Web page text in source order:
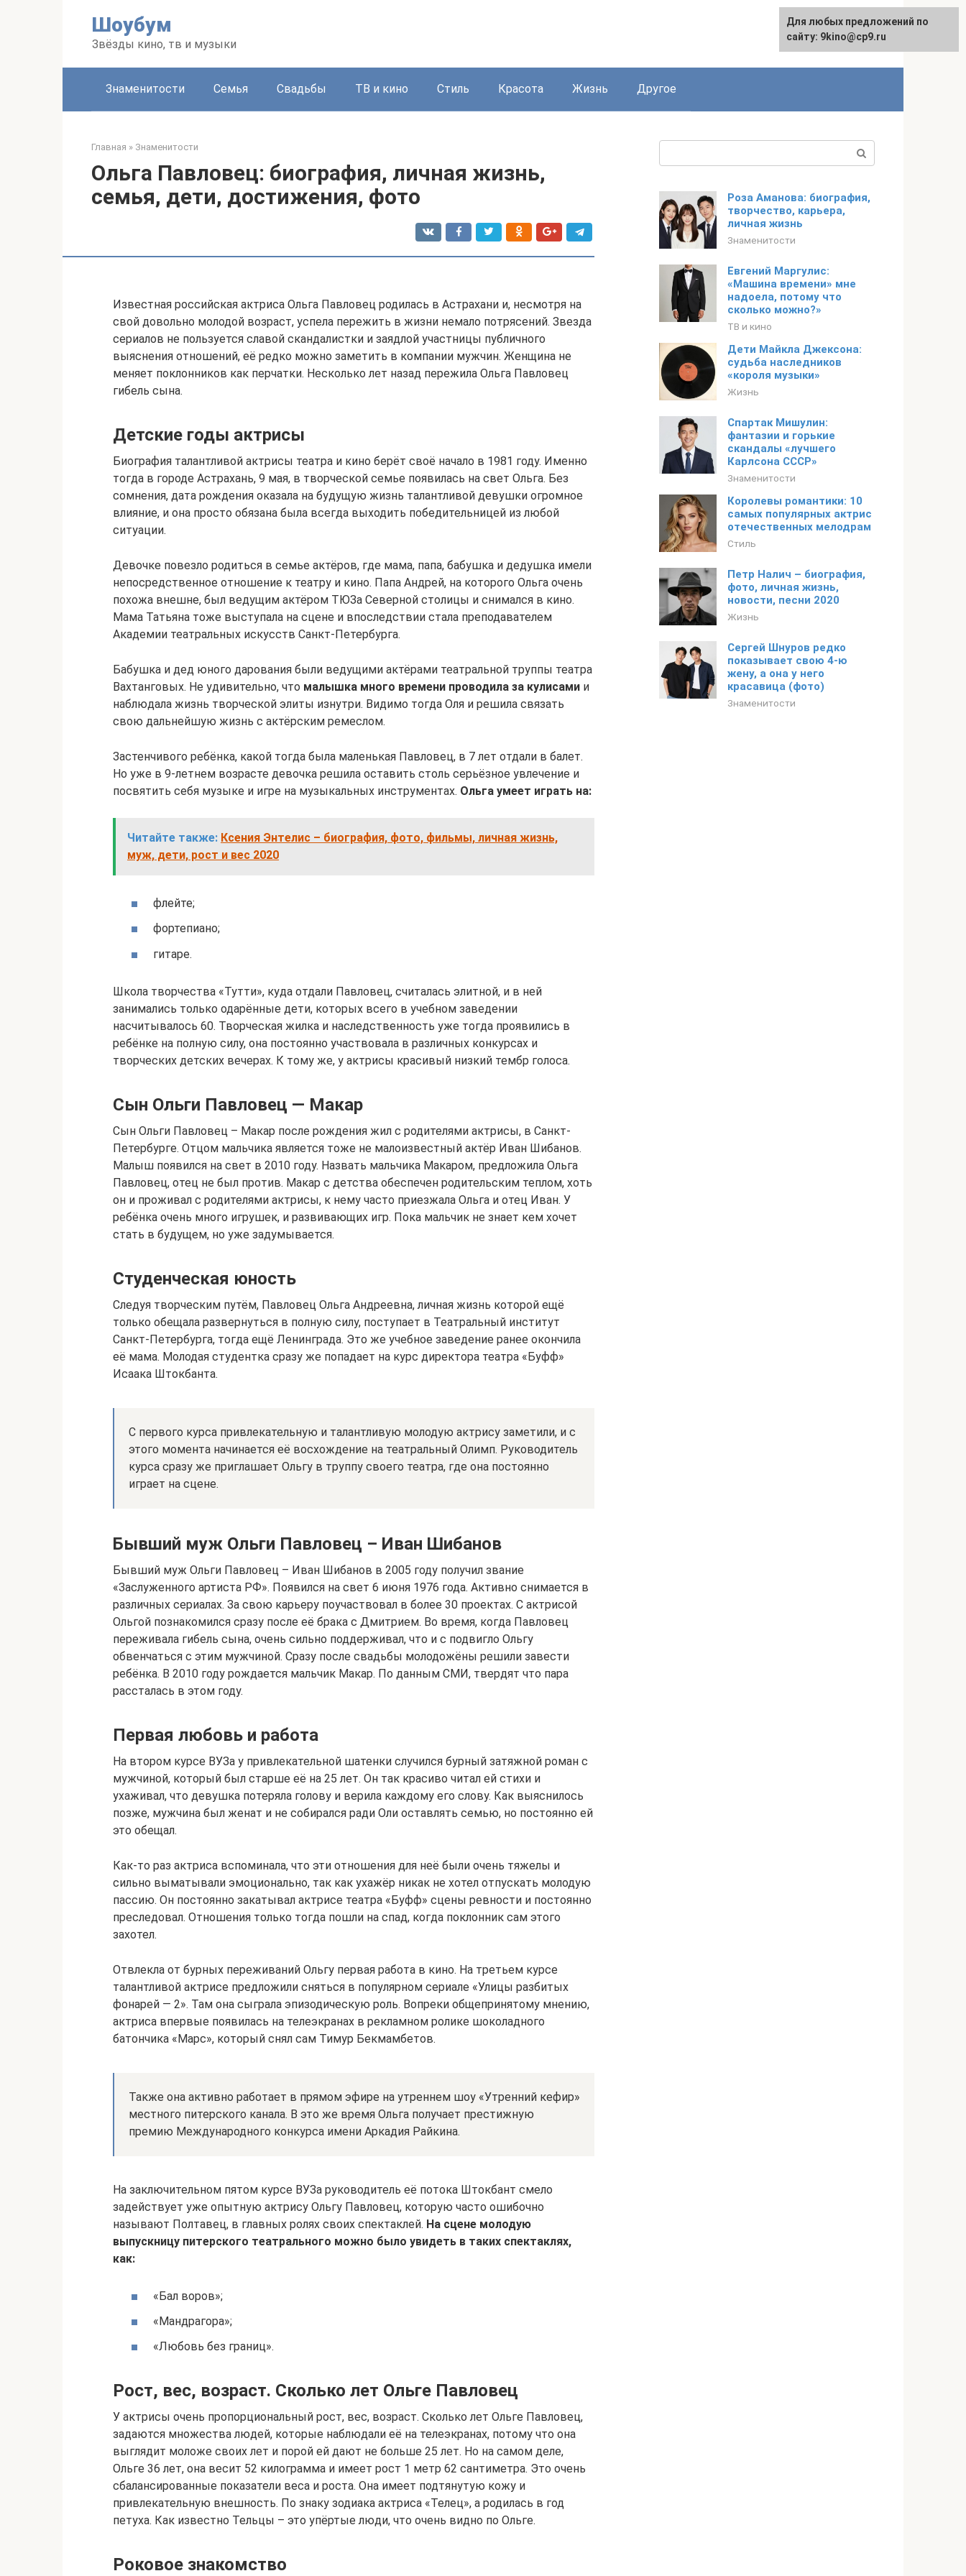
Шоубум
Звёзды кино, тв и музыки
English
Знаменитости Семья Свадьбы ТВ и кино Стиль Красота Жизнь Другое
Главная » Знаменитости
Ольга Павловец: биография, личная жизнь,
семья, дети, достижения, фото
Известная российская актриса Ольга Павловец родилась в Астрахани и, несмотря на
свой довольно молодой возраст, успела пережить в жизни немало потрясений. Звезда
сериалов не пользуется славой скандалистки и заядлой участницы публичного
выяснения отношений, её редко можно заметить в компании мужчин. Женщина не
меняет поклонников как перчатки. Несколько лет назад пережила Ольга Павловец
гибель сына.
Детские годы актрисы
Биография талантливой актрисы театра и кино берёт своё начало в 1981 году. Именно
тогда в городе Астрахань, 9 мая, в творческой семье появилась на свет Ольга. Без
сомнения, дата рождения оказала на будущую жизнь талантливой девушки огромное
влияние, и она просто обязана была всегда выходить победительницей из любой
ситуации.
Девочке повезло родиться в семье актёров, где мама, папа, бабушка и дедушка имели
непосредственное отношение к театру и кино. Папа Андрей, на которого Ольга очень
похожа внешне, был ведущим актёром ТЮЗа Северной столицы и снимался в кино.
Мама Татьяна тоже выступала на сцене и впоследствии стала преподавателем
Академии театральных искусств Санкт-Петербурга.
Бабушка и дед юного дарования были ведущими актёрами театральной труппы театра
Вахтанговых. Не удивительно, что малышка много времени проводила за кулисами и
наблюдала жизнь творческой элиты изнутри. Видимо тогда Оля и решила связать
свою дальнейшую жизнь с актёрским ремеслом.
Застенчивого ребёнка, какой тогда была маленькая Павловец, в 7 лет отдали в балет.
Но уже в 9-летнем возрасте девочка решила оставить столь серьёзное увлечение и
посвятить себя музыке и игре на музыкальных инструментах. Ольга умеет играть на:
Читайте также: Ксения Энтелис – биография, фото, фильмы, личная жизнь,
муж, дети, рост и вес 2020
флейте;
фортепиано;
гитаре.
Школа творчества «Тутти», куда отдали Павловец, считалась элитной, и в ней
занимались только одарённые дети, которых всего в учебном заведении
насчитывалось 60. Творческая жилка и наследственность уже тогда проявились в
ребёнке на полную силу, она постоянно участвовала в различных конкурсах и
творческих детских вечерах. К тому же, у актрисы красивый низкий тембр голоса.
Сын Ольги Павловец — Макар
Сын Ольги Павловец – Макар после рождения жил с родителями актрисы, в Санкт-
Петербурге. Отцом мальчика является тоже не малоизвестный актёр Иван Шибанов.
Малыш появился на свет в 2010 году. Назвать мальчика Макаром, предложила Ольга
Павловец, отец не был против. Макар с детства обеспечен родительским теплом, хоть
он и проживал с родителями актрисы, к нему часто приезжала Ольга и отец Иван. У
ребёнка очень много игрушек, и развивающих игр. Пока мальчик не знает кем хочет
стать в будущем, но уже задумывается.
Студенческая юность
Следуя творческим путём, Павловец Ольга Андреевна, личная жизнь которой ещё
только обещала развернуться в полную силу, поступает в Театральный институт
Санкт-Петербурга, тогда ещё Ленинграда. Это же учебное заведение ранее окончила
её мама. Молодая студентка сразу же попадает на курс директора театра «Буфф»
Исаака Штокбанта.
С первого курса привлекательную и талантливую молодую актрису заметили, и с
этого момента начинается её восхождение на театральный Олимп. Руководитель
курса сразу же приглашает Ольгу в труппу своего театра, где она постоянно
играет на сцене.
Бывший муж Ольги Павловец – Иван Шибанов
Бывший муж Ольги Павловец – Иван Шибанов в 2005 году получил звание
«Заслуженного артиста РФ». Появился на свет 6 июня 1976 года. Активно снимается в
различных сериалах. За свою карьеру поучаствовал в более 30 проектах. С актрисой
Ольгой познакомился сразу после её брака с Дмитрием. Во время, когда Павловец
переживала гибель сына, очень сильно поддерживал, что и с подвигло Ольгу
обвенчаться с этим мужчиной. Сразу после свадьбы молодожёны решили завести
ребёнка. В 2010 году рождается мальчик Макар. По данным СМИ, твердят что пара
рассталась в этом году.
Первая любовь и работа
На втором курсе ВУЗа у привлекательной шатенки случился бурный затяжной роман с
мужчиной, который был старше её на 25 лет. Он так красиво читал ей стихи и
ухаживал, что девушка потеряла голову и верила каждому его слову. Как выяснилось
позже, мужчина был женат и не собирался ради Оли оставлять семью, но постоянно ей
это обещал.
Как-то раз актриса вспоминала, что эти отношения для неё были очень тяжелы и
сильно выматывали эмоционально, так как ухажёр никак не хотел отпускать молодую
пассию. Он постоянно закатывал актрисе театра «Буфф» сцены ревности и постоянно
преследовал. Отношения только тогда пошли на спад, когда поклонник сам этого
захотел.
Отвлекла от бурных переживаний Ольгу первая работа в кино. На третьем курсе
талантливой актрисе предложили сняться в популярном сериале «Улицы разбитых
фонарей — 2». Там она сыграла эпизодическую роль. Вопреки общепринятому мнению,
актриса впервые появилась на телеэкранах в рекламном ролике шоколадного
батончика «Марс», который снял сам Тимур Бекмамбетов.
Также она активно работает в прямом эфире на утреннем шоу «Утренний кефир»
местного питерского канала. В это же время Ольга получает престижную
премию Международного конкурса имени Аркадия Райкина.
На заключительном пятом курсе ВУЗа руководитель её потока Штокбант смело
задействует уже опытную актрису Ольгу Павловец, которую часто ошибочно
называют Полтавец, в главных ролях своих спектаклей. На сцене молодую
выпускницу питерского театрального можно было увидеть в таких спектаклях,
как:
«Бал воров»;
«Мандрагора»;
«Любовь без границ».
Рост, вес, возраст. Сколько лет Ольге Павловец
У актрисы очень пропорциональный рост, вес, возраст. Сколько лет Ольге Павловец,
задаются множества людей, которые наблюдали её на телеэкранах, потому что она
выглядит моложе своих лет и порой ей дают не больше 25 лет. Но на самом деле,
Ольге 36 лет, она весит 52 килограмма и имеет рост 1 метр 62 сантиметра. Это очень
сбалансированные показатели веса и роста. Она имеет подтянутую кожу и
привлекательную внешность. По знаку зодиака актриса «Телец», а родилась в год
петуха. Как известно Тельцы – это упёртые люди, что очень видно по Ольге.
Роковое знакомство
Роза Аманова: биография,
творчество, карьера,
личная жизнь
Знаменитости
Евгений Маргулис:
«Машина времени» мне
надоела, потому что
сколько можно?»
ТВ и кино
Дети Майкла Джексона:
судьба наследников
«короля музыки»
Жизнь
Спартак Мишулин:
фантазии и горькие
скандалы «лучшего
Карлсона СССР»
Знаменитости
Королевы романтики: 10
самых популярных актрис
отечественных мелодрам
Стиль
Петр Налич – биография,
фото, личная жизнь,
новости, песни 2020
Жизнь
Сергей Шнуров редко
показывает свою 4-ю
жену, а она у него
красавица (фото)
Знаменитости
Для любых предложений по
сайту: 9kino@cp9.ru